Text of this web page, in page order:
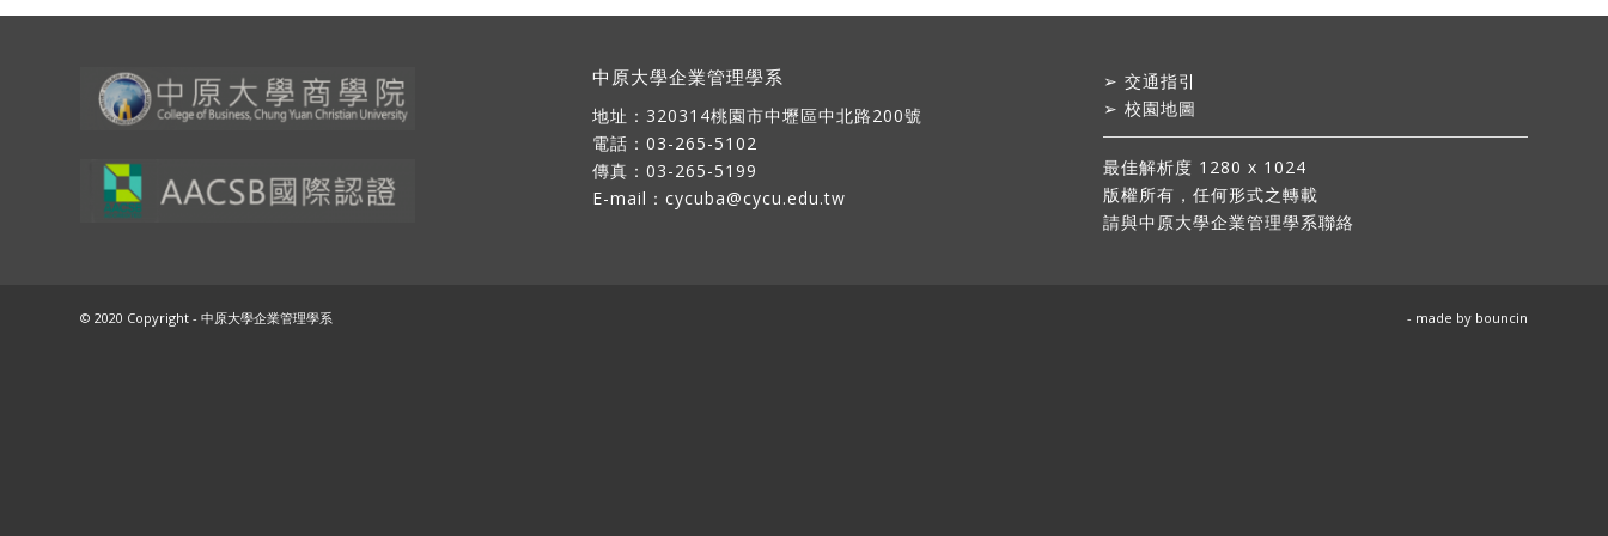
中原大學企業管理學系
地址： 320314桃園市中壢區中北路200號
電話：03-265-5102
傳真：03-265-5199
E-mail： cycuba@cycu.edu.tw
➢交通指引
➢校園地圖
最佳解析度 1280 x 1024
版權所有，任何形式之轉載
請與中原大學企業管理學系聯絡
© 2020 Copyright - 中原大學企業管理學系 - made by bouncin